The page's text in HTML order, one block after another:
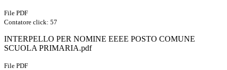
File PDF
Contatore click: 57
INTERPELLO PER NOMINE EEEE POSTO COMUNE
SCUOLA PRIMARIA.pdf
File PDF